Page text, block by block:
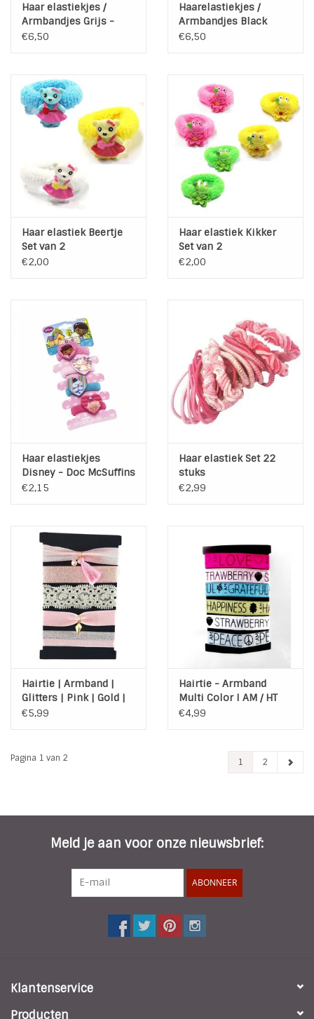
Haar elastiekjes /
Armbandjes Grijs -
Zwart
€6,50
Haarelastiekjes /
Armbandjes Black
€6,50
Haar elastiek Beertje
Set van 2
€2,00
Haar elastiek Kikker
Set van 2
€2,00
Haar elastiekjes
Disney - Doc McSuffins
€2,15
Haar elastiek Set 22
stuks
€2,99
Hairtie | Armband |
Glitters | Pink | Gold |
HT 028
€5,99
Hairtie - Armband
Multi Color I AM / HT
025
€4,99
Pagina 1 van 2 1 2
Meld je aan voor onze nieuwsbrief:
ABONNEER
Klantenservice
Producten